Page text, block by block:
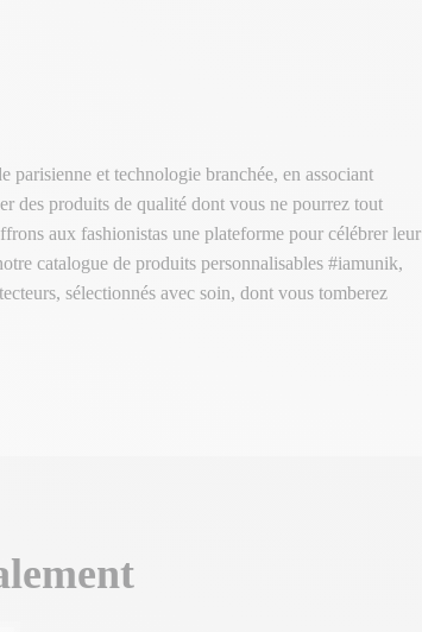
parisienne et technologie branchée, en associant
des produits de qualité dont vous ne pourrez tout
aux fashionistas une plateforme pour célébrer leur
catalogue de produits personnalisables #iamunik,
sélectionnés avec soin, dont vous tomberez